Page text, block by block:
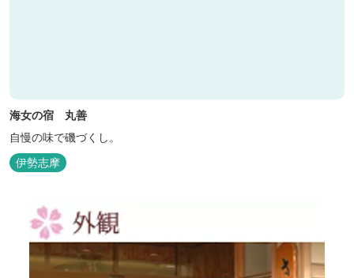
海女の宿 丸善
自慢の味で磯づくし。
伊勢志摩